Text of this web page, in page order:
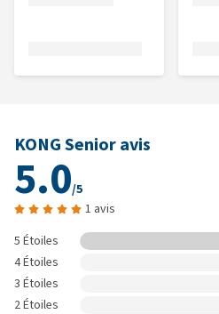
KONG Senior avis
5.0/5
1 avis
5 Étoiles
4 Étoiles
3 Étoiles
2 Étoiles